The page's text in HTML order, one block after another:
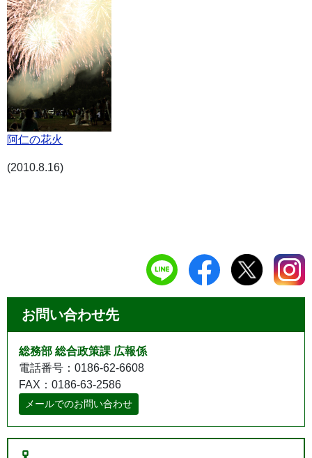
阿仁の花火
(2010.8.16)
お問い合わせ先
総務部 総合政策課 広報係
電話番号：0186-62-6608
FAX：0186-63-2586
メールでのお問い合わせ